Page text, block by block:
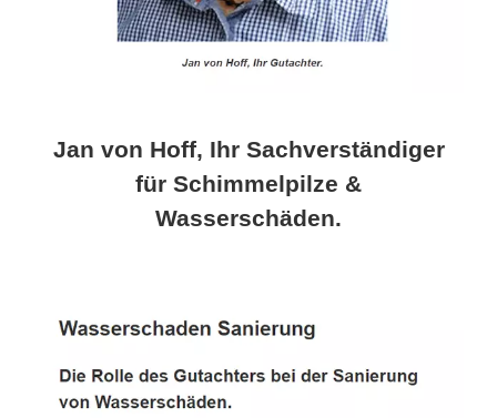
Jan von Hoff, Ihr Sachverständiger
für Schimmelpilze &
Wasserschäden.